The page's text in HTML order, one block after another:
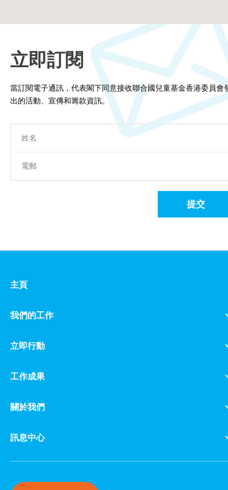
立即訂閱
當訂閱電子通訊，代表閣下同意接收聯合國兒童基金香港委員會
出的活動、宣傳和籌款資訊。
提交
主頁
我們的工作
立即行動
工作成果
關於我們
訊息中心